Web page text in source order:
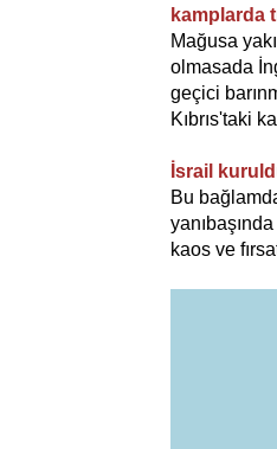
kamplarda
Mağusa
olmasada
geçici
Kıbrıs'taki
İsrail
Bu
kaos ve